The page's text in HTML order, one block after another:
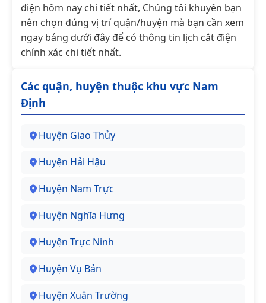
điện hôm nay chi tiết nhất, Chúng tôi khuyên bạn
nên chọn đúng vị trí quận/huyện mà bạn cần xem
ngay bảng dưới đây để có thông tin lịch cắt điện
chính xác chi tiết nhất.
Các quận, huyện thuộc khu vực Nam
Định
Huyện Giao Thủy
Huyện Hải Hậu
Huyện Nam Trực
Huyện Nghĩa Hưng
Huyện Trực Ninh
Huyện Vụ Bản
Huyện Xuân Trường